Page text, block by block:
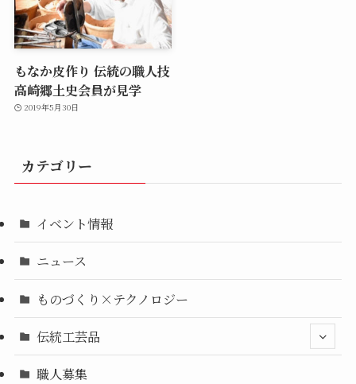
もなか皮作り 伝統の職人技
高崎郷土史会員が見学
2019年5月30日
カテゴリー
イベント情報
ニュース
ものづくり×テクノロジー
伝統工芸品
職人募集